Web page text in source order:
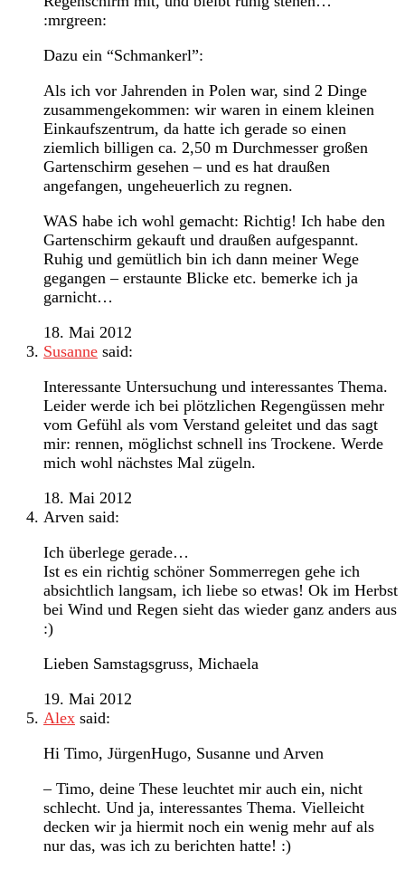
:mrgreen:
Dazu ein “Schmankerl”:
Als ich vor Jahrenden in Polen war, sind 2 Dinge
zusammengekommen: wir waren in einem kleinen
Einkaufszentrum, da hatte ich gerade so einen
ziemlich billigen ca. 2,50 m Durchmesser großen
Gartenschirm gesehen – und es hat draußen
angefangen, ungeheuerlich zu regnen.
WAS habe ich wohl gemacht: Richtig! Ich habe den
Gartenschirm gekauft und draußen aufgespannt.
Ruhig und gemütlich bin ich dann meiner Wege
gegangen – erstaunte Blicke etc. bemerke ich ja
garnicht…
18. Mai 2012
Susanne said:
Interessante Untersuchung und interessantes Thema.
Leider werde ich bei plötzlichen Regengüssen mehr
vom Gefühl als vom Verstand geleitet und das sagt
mir: rennen, möglichst schnell ins Trockene. Werde
mich wohl nächstes Mal zügeln.
18. Mai 2012
Arven said:
Ich überlege gerade…
Ist es ein richtig schöner Sommerregen gehe ich
absichtlich langsam, ich liebe so etwas! Ok im Herbst
bei Wind und Regen sieht das wieder ganz anders aus
:)
Lieben Samstagsgruss, Michaela
19. Mai 2012
Alex said:
Hi Timo, JürgenHugo, Susanne und Arven
– Timo, deine These leuchtet mir auch ein, nicht
schlecht. Und ja, interessantes Thema. Vielleicht
decken wir ja hiermit noch ein wenig mehr auf als
nur das, was ich zu berichten hatte! :)